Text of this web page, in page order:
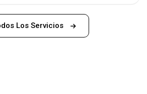
Los Servicios